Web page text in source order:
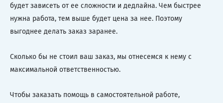
будет зависеть от ее сложности и дедлайна. Чем быстрее
нужна работа, тем выше будет цена за нее. Поэтому
выгоднее делать заказ заранее.
Сколько бы не стоил ваш заказ, мы отнесемся к нему с
максимальной ответственностью.
Чтобы заказать помощь в самостоятельной работе,